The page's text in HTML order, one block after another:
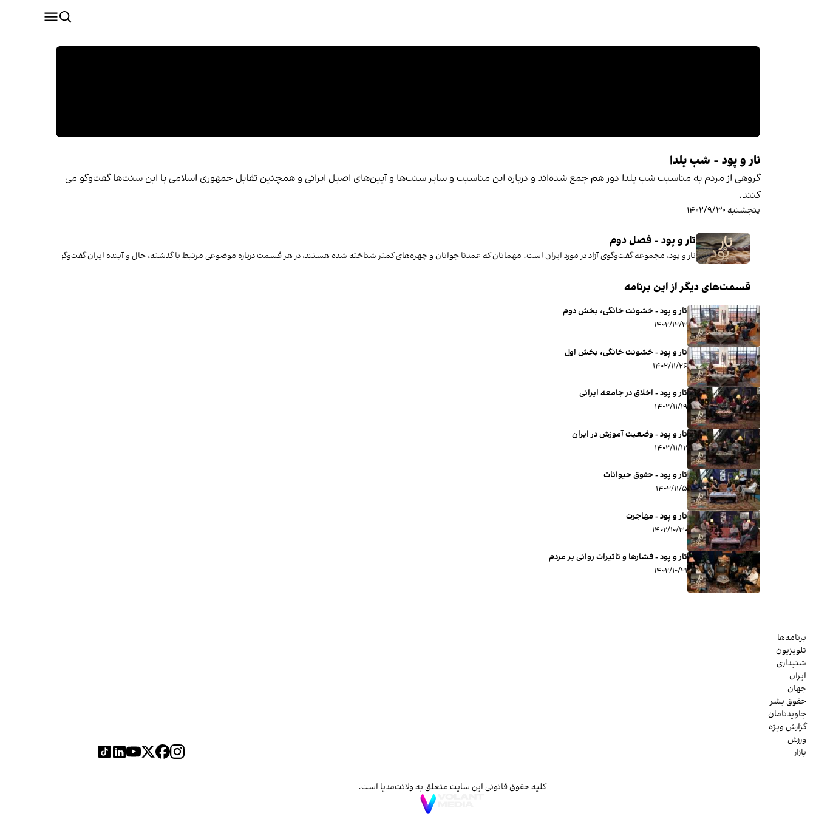
تار و پود - شب یلدا
گروهی از مردم به مناسبت شب یلدا دور هم جمع شده‌اند و درباره این مناسبت و سایر سنت‌ها و آیین‌های اصیل ایرانی و همچنین تقابل جمهوری اسلامی با این سنت‌ها گفت‌وگو می
کنند.
پنجشنبه ۱۴۰۲/۹/۳۰
تار و پود - فصل دوم
تار و پود، مجموعه گفت‌وگوی آزاد در مورد ایران است. مهمانان که عمدتا جوانان و چهره‌های کمتر شناخته شده هستند، در هر قسمت درباره موضوعی مرتبط با گذشته، حال و آینده ایران گفت‌وگو می کنند.
قسمت‌های دیگر از این برنامه
تار و پود - خشونت خانگی، بخش دوم
۱۴۰۲/۱۲/۳
تار و پود - خشونت خانگی، بخش اول
۱۴۰۲/۱۱/۲۶
تار و پود - اخلاق در جامعه ایرانی
۱۴۰۲/۱۱/۱۹
تار و پود - وضعیت آموزش در ایران
۱۴۰۲/۱۱/۱۲
تار و پود - حقوق حیوانات
۱۴۰۲/۱۱/۵
تار و پود - مهاجرت
۱۴۰۲/۱۰/۳۰
تار و پود - فشارها و تاثیرات روانی بر مردم
۱۴۰۲/۱۰/۲۱
برنامه‌ها
تلویزیون
شنیداری
ایران
جهان
حقوق بشر
جاویدنامان
گزارش ویژه
ورزش
بازار
کلیه حقوق قانونی این سایت متعلق به ولانت‌مدیا است.